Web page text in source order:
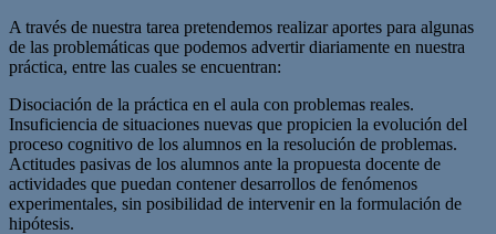
A través de nuestra tarea pretendemos realizar aportes para algunas
de las problemáticas que podemos advertir diariamente en nuestra
práctica, entre las cuales se encuentran:
Disociación de la práctica en el aula con problemas reales.
Insuficiencia de situaciones nuevas que propicien la evolución del
proceso cognitivo de los alumnos en la resolución de problemas.
Actitudes pasivas de los alumnos ante la propuesta docente de
actividades que puedan contener desarrollos de fenómenos
experimentales, sin posibilidad de intervenir en la formulación de
hipótesis.